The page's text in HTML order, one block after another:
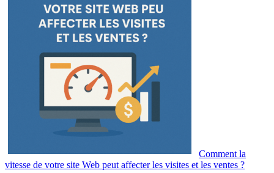
Comment la
vitesse de votre site Web peut affecter les visites et les ventes ?